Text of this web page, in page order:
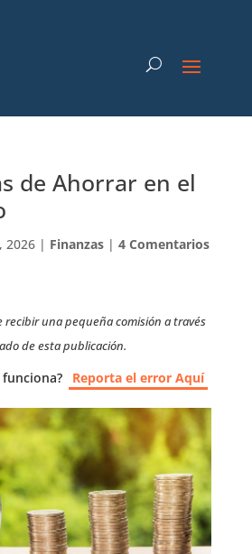
de Ahorrar en el
2026| Finanzas| 4 Comentarios
recibir una pequeña comisión a través
de esta publicación.
Reporta el error Aquí